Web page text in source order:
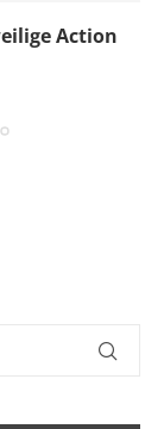
Action